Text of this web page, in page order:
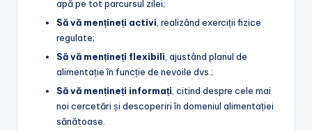
apă pe tot parcursul zilei;
Să vă mențineți activi , realizând exerciții fizice
regulate;
Să vă mențineți flexibili , ajustând planul de
alimentație în funcție de nevoile dvs.;
Să vă mențineți informați , citind despre cele mai
noi cercetări și descoperiri în domeniul alimentației
sănătoase.